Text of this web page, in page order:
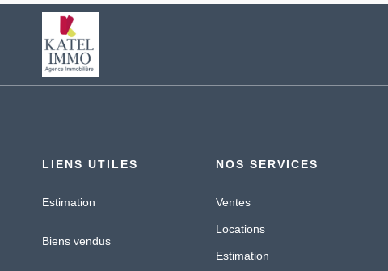
LIENS UTILES
Estimation
Biens vendus
NOS SERVICES
Ventes
Locations
Estimation